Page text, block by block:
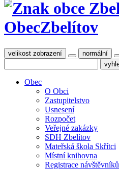
ObecZbelítov
velikost zobrazení normální
Obec
O Obci
Zastupitelstvo
Usnesení
Rozpočet
Veřejné zakázky
SDH Zbelítov
Mateřská škola Skřítci
Místní knihovna
Registrace návštěvníků